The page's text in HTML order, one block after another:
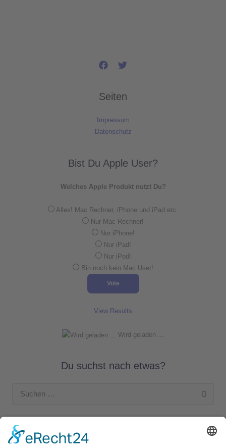
Seiten
Impressum
Datenschutz
Bist Du Apple User?
Welches Apple Produkt nutzt Du?
Alles! Mac Rechner, iPhone und iPad etc.
Nur Mac Rechner!
Nur iPhone!
Nur iPad!
Nur iPod!
Bin noch kein Mac User!
View Results
Wird geladen ...
Du suchst nach etwas?
Suchen
Unsere Kategorien